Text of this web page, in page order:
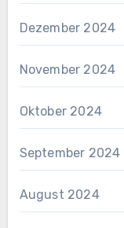
Dezember 2024
November 2024
Oktober 2024
September 2024
August 2024